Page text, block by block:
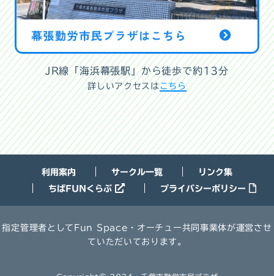
JR線「海浜幕張駅」から徒歩で約13分
詳しいアクセスはこちら
利用案内 サークル一覧
リンク集
ちばFUNくらぶ
プライバシーポリシー
指定管理者としてFun Space・オーチュー共同事業体が運営させ
ていただいております。